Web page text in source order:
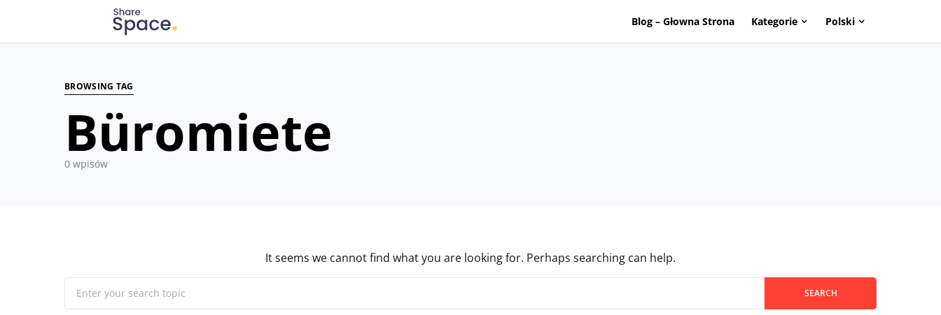
Blog – Głowna Strona Kategorie Polski
Search for:
When autocomplete results are available use up and down arrows to review and enter to go to the desired page. Touch device users, explore by touch or with swipe
BROWSING TAG
Büromiete
0 wpisów
It seems we cannot find what you are looking for. Perhaps searching can help.
When autocomplete results are available use up and down arrows to review and enter to go to the desired page. Touch device users, explore by touch or with swipe
SEARCH